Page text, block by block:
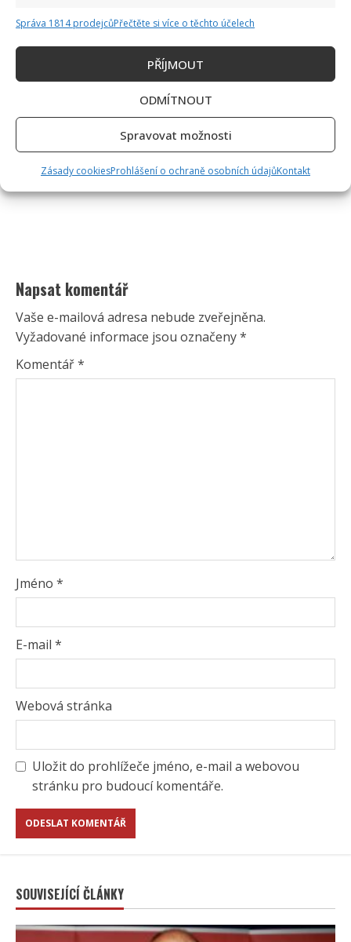
Správa 1814 prodejcůPřečtěte si více o těchto účelech
PŘÍJMOUT
ODMÍTNOUT
Spravovat možnosti
Zásady cookiesProhlášení o ochraně osobních údajůKontakt
Napsat komentář
Vaše e-mailová adresa nebude zveřejněna.
Vyžadované informace jsou označeny*
Komentář*
Jméno *
E-mail *
Webová stránka
Uložit do prohlížeče jméno, e-mail a webovou
stránku pro budoucí komentáře.
SOUVISEJÍCÍ ČLÁNKY